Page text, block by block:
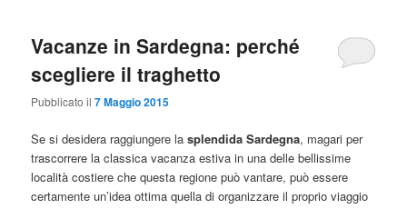
Vacanze in Sardegna: perché
scegliere il traghetto
Pubblicato il7 Maggio 2015
Se si desidera raggiungere lasplendida Sardegna, magari per
trascorrere la classica vacanza estiva in una delle bellissime
località costiere che questa regione può vantare, può essere
certamente un’idea ottima quella di organizzare il proprio viaggio